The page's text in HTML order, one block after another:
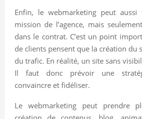
Enfin, le webmarketing peut
mission de l’agence, mais
dans le contrat. C’est un point
de clients pensent que la création du
du trafic. En réalité, un site sans
Il faut donc prévoir une
convaincre et fidéliser.
Le webmarketing peut prendre